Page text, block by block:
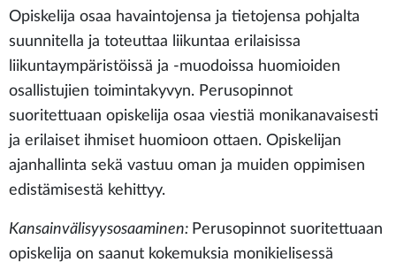
Opiskelija osaa havaintojensa ja tietojensa pohjalta
suunnitella ja toteuttaa liikuntaa erilaisissa
liikuntaympäristöissä ja -muodoissa huomioiden
osallistujien toimintakyvyn. Perusopinnot
suoritettuaan opiskelija osaa viestiä monikanavaisesti
ja erilaiset ihmiset huomioon ottaen. Opiskelijan
ajanhallinta sekä vastuu oman ja muiden oppimisen
edistämisestä kehittyy.
Kansainvälisyysosaaminen: Perusopinnot suoritettuaan
opiskelija on saanut kokemuksia monikielisessä